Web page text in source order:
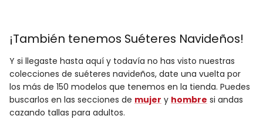
¡También tenemos Suéteres Navideños!
Y si llegaste hasta aquí y todavía no has visto nuestras
colecciones de suéteres navideños, date una vuelta por
los más de 150 modelos que tenemos en la tienda. Puedes
buscarlos en las secciones de mujer y hombre si andas
cazando tallas para adultos.